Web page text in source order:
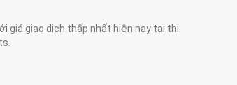
giá giao dịch thấp nhất hiện nay tại thị